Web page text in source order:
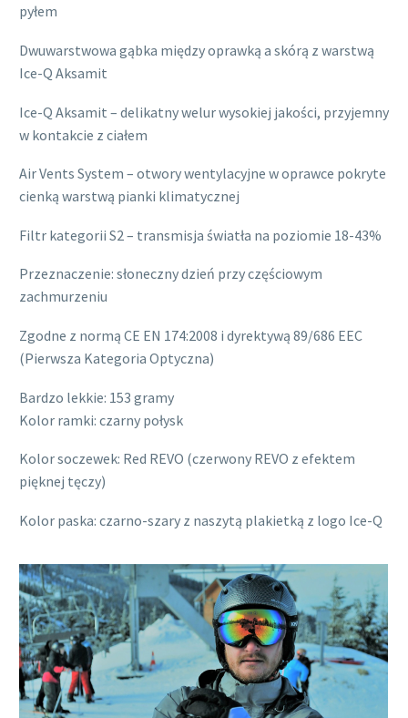
pyłem
Dwuwarstwowa gąbka między oprawką a skórą z warstwą
Ice-Q Aksamit
Ice-Q Aksamit – delikatny welur wysokiej jakości, przyjemny
w kontakcie z ciałem
Air Vents System – otwory wentylacyjne w oprawce pokryte
cienką warstwą pianki klimatycznej
Filtr kategorii S2 – transmisja światła na poziomie 18-43%
Przeznaczenie: słoneczny dzień przy częściowym
zachmurzeniu
Zgodne z normą CE EN 174:2008 i dyrektywą 89/686 EEC
(Pierwsza Kategoria Optyczna)
Bardzo lekkie: 153 gramy
Kolor ramki: czarny połysk
Kolor soczewek: Red REVO (czerwony REVO z efektem
pięknej tęczy)
Kolor paska: czarno-szary z naszytą plakietką z logo Ice-Q